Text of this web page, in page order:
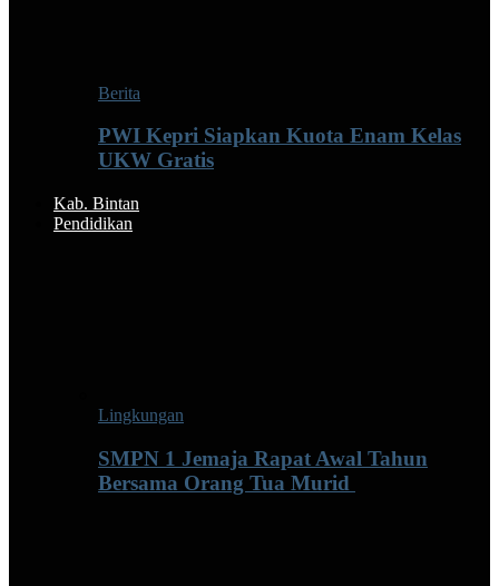
Berita
PWI Kepri Siapkan Kuota Enam Kelas
UKW Gratis
Kab. Bintan
Pendidikan
Lingkungan
SMPN 1 Jemaja Rapat Awal Tahun
Bersama Orang Tua Murid ‎